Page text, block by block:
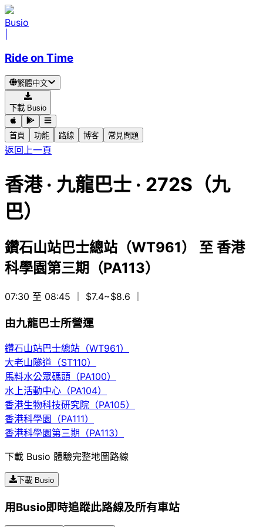
Busio
Ride on Time
繁體中文
下載 Busio
首頁 功能 路線 博客 常見問題
返回上一頁
香港· 九龍巴士 · 272S（九
巴）
鑽石山站巴士總站（WT961） 至 香港
科學園第三期（PA113）
07:30 至 08:45 ｜ $7.4~$8.6
由九龍巴士所營運
鑽石山站巴士總站（WT961）
大老山隧道（ST110）
馬料水公眾碼頭（PA100）
水上活動中心（PA104）
香港生物科技研究院（PA105）
香港科學園（PA111）
香港科學園第三期（PA113）
下載 Busio 體驗完整地圖路線
下載 Busio
用Busio即時追蹤此路線及所有車站